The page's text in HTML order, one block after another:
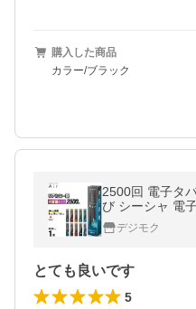
購入した商品
カラー/ブラック
2500回 電子タ
び シーシャ 電
体 ベイプ リキ
ーシャ タール0
デジモク
とても良いです
5